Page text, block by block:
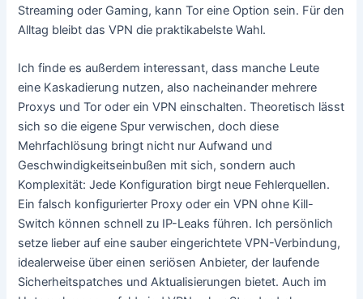
Streaming oder Gaming, kann Tor eine Option sein. Für den
Alltag bleibt das VPN die praktikabelste Wahl.
Ich finde es außerdem interessant, dass manche Leute
eine Kaskadierung nutzen, also nacheinander mehrere
Proxys und Tor oder ein VPN einschalten. Theoretisch lässt
sich so die eigene Spur verwischen, doch diese
Mehrfachlösung bringt nicht nur Aufwand und
Geschwindigkeitseinbußen mit sich, sondern auch
Komplexität: Jede Konfiguration birgt neue Fehlerquellen.
Ein falsch konfigurierter Proxy oder ein VPN ohne Kill-
Switch können schnell zu IP-Leaks führen. Ich persönlich
setze lieber auf eine sauber eingerichtete VPN-Verbindung,
idealerweise über einen seriösen Anbieter, der laufende
Sicherheitspatches und Aktualisierungen bietet. Auch im